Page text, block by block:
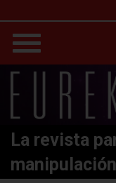
La revista